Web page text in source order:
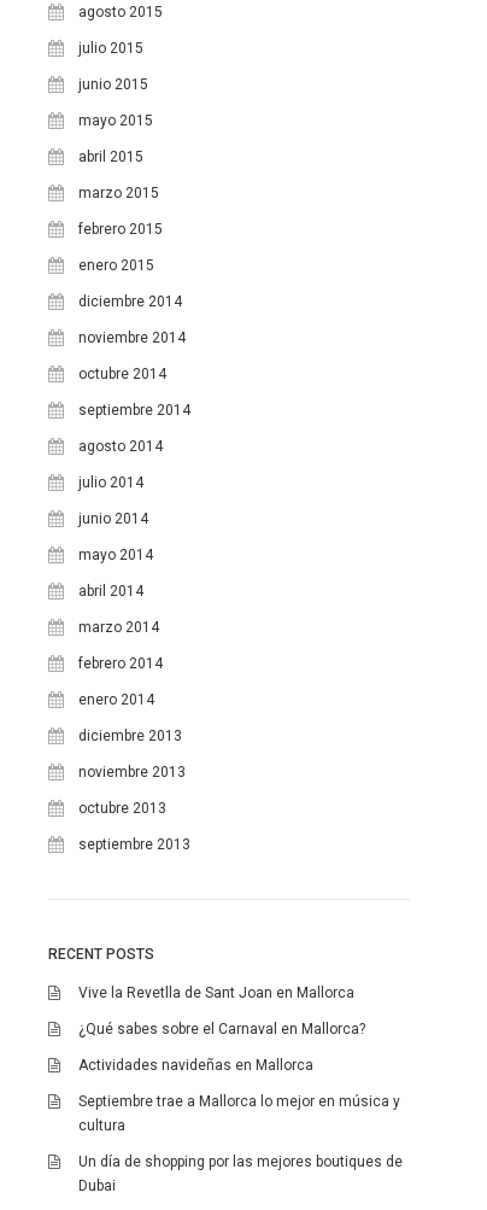
agosto 2015
julio 2015
junio 2015
mayo 2015
abril 2015
marzo 2015
febrero 2015
enero 2015
diciembre 2014
noviembre 2014
octubre 2014
septiembre 2014
agosto 2014
julio 2014
junio 2014
mayo 2014
abril 2014
marzo 2014
febrero 2014
enero 2014
diciembre 2013
noviembre 2013
octubre 2013
septiembre 2013
RECENT POSTS
Vive la Revetlla de Sant Joan en Mallorca
¿Qué sabes sobre el Carnaval en Mallorca?
Actividades navideñas en Mallorca
Septiembre trae a Mallorca lo mejor en música y
cultura
Un día de shopping por las mejores boutiques de
Dubai